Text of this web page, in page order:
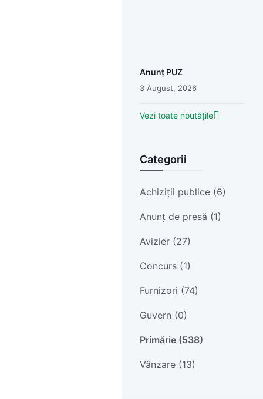
Anunț PUZ
3 August, 2026
Vezi toate noutățile
Categorii
Achiziții publice (6)
Anunț de presă (1)
Avizier (27)
Concurs (1)
Furnizori (74)
Guvern (0)
Primărie (538)
Vânzare (13)